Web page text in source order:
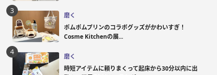
磨く
ポムポムプリンのコラボグッズがかわいすぎ！
Cosme Kitchenの展...
磨く
時短アイテムに頼りまくって起床から30分以内に出